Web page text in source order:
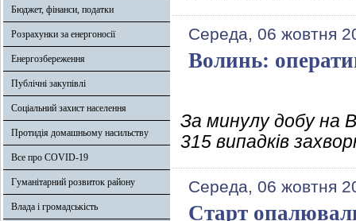
Бюджет, фінанси, податки
Розрахунки за енергоносії
Енергозбереження
Публічні закупівлі
Соціальний захист населення
Протидія домашньому насильству
Все про COVID-19
Гуманітарний розвиток району
Влада і громадськість
Середа, 06 жовтня
Волинь:
За минулу добу на
315 випадків
Середа, 06 жовтня
Старт